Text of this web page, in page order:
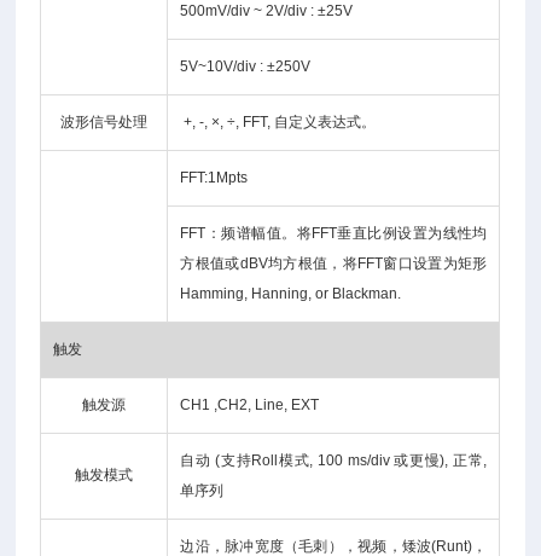
500mV/div ~ 2V/div : ±25V
5V~10V/div : ±250V
波形信号处理 +, -, ×, ÷, FFT, 自定义表达式。
FFT:1Mpts
FFT：频谱幅值。将FFT垂直比例设置为线性均
方根值或dBV均方根值，将FFT窗口设置为矩形
Hamming, Hanning, or Blackman.
触发
触发源 CH1 ,CH2, Line, EXT
触发模式
自动 (支持Roll模式, 100 ms/div 或更慢), 正常,
单序列
边沿，脉冲宽度（毛刺），视频，矮波(Runt)，